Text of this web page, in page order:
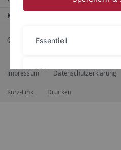
Kontaktinfo
© 2026 Eberhard Karls Universität
Impressum Datenschutzerklärung
Kurz-Link Drucken
Essentiell
Videos